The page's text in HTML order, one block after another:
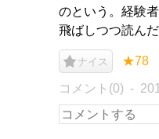
のという。経験
飛ばしつつ読んだ
ナイス ★78
コメント(0)